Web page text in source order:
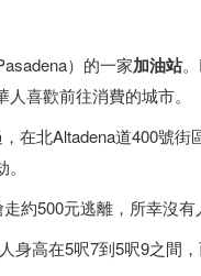
）的一家加油站
喜歡前往消費的城市。
在北Altadena道400號街
約500元逃離，所幸沒有
身高在5呎7到5呎9之間